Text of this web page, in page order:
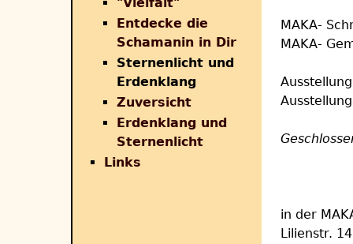
MAKA-
MAKA-
in der
Lilienstr. 14
Entdecke die
Schamanin in Dir
Sternenlicht und
Erdenklang
Zuversicht
Erdenklang und
Sternenlicht
Links